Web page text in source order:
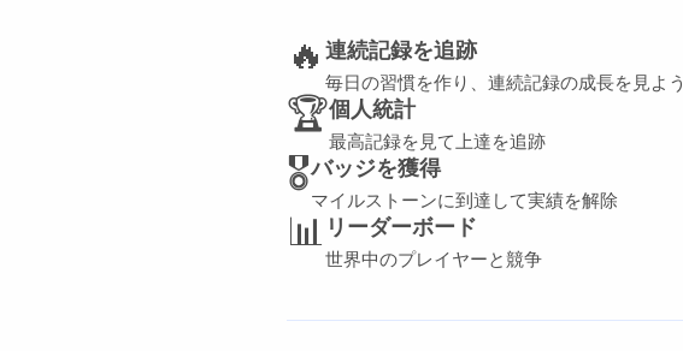
🔥 連続記録を追跡
毎日の習慣を作り、連続記録の成長を見よう
🏆個人統計
最高記録を見て上達を追跡
🎖️バッジを獲得
マイルストーンに到達して実績を解除
📊 リーダーボード
世界中のプレイヤーと競争